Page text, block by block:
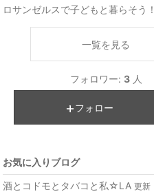
ロサンゼルスで子どもと暮らそう！
一覧を見る
フォロワー: 3 人
フォロー
お気に入りブログ
酒とコドモとタバコと私☆LA 更新